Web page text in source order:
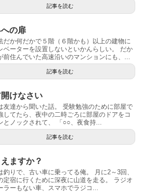
記事を読む
の扉
だか何だかで５階（６階かも）以上の建物に
ベーターを設置しないといかんらしい。 だか
前住んでいた高速沿いのマンションにも、...
記事を読む
開けなさい
友達から聞いた話。 受験勉強のために部屋で
してたら、夜中の二時ごろに部屋のドアをコ
とノックされて、 「○○、夜食持...
記事を読む
ますか？
釣りで、古い車に乗ってる俺。 月に2～3回、
定宿に行くために深夜に山道を走る。 ラジオ
ラーもない車、スマホでラジコ...